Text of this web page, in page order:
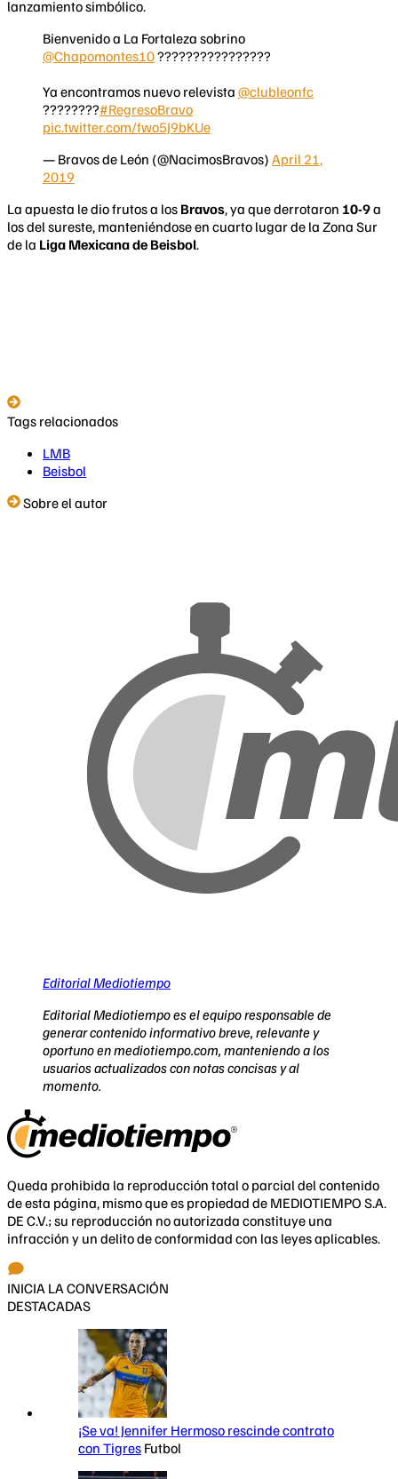
lanzamiento simbólico.
Bienvenido a La Fortaleza sobrino
@Chapomontes10????????????????
Ya encontramos nuevo relevista @clubleonfc
????????#RegresoBravo
pic.twitter.com/fwo5J9bKUe
— Bravos de León (@NacimosBravos) April 21,
2019
La apuesta le dio frutos a los Bravos, ya que derrotaron 10-9a
los del sureste, manteniéndose en cuarto lugar de la Zona Sur
de la Liga Mexicana de Beisbol.
Tags relacionados
LMB
Beisbol
Sobre el autor
Editorial Mediotiempo
Editorial Mediotiempo es el equipo responsable de
generar contenido informativo breve, relevante y
oportuno en mediotiempo.com, manteniendo a los
usuarios actualizados con notas concisas y al
momento.
Queda prohibida la reproducción total o parcial del contenido
de esta página, mismo que es propiedad de MEDIOTIEMPO S.A.
DE C.V.; su reproducción no autorizada constituye una
infracción y un delito de conformidad con las leyes aplicables.
INICIA LA CONVERSACIÓN
DESTACADAS
¡Se va! Jennifer Hermoso rescinde contrato
con Tigres Futbol